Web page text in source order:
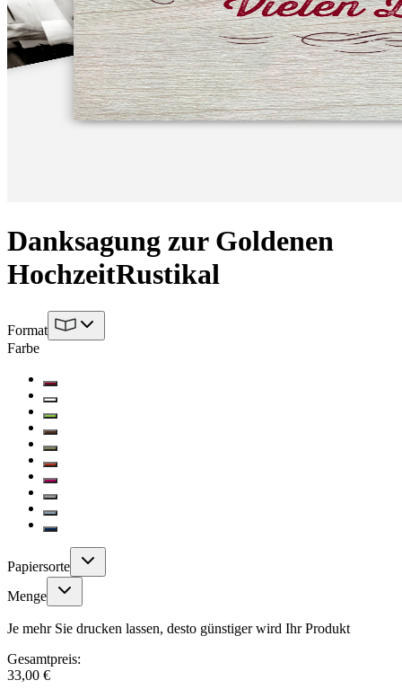
Danksagung zur Goldenen
HochzeitRustikal
Format
Farbe
Papiersorte
Menge
Je mehr Sie drucken lassen, desto günstiger wird Ihr Produkt
Gesamtpreis:
33,00 €